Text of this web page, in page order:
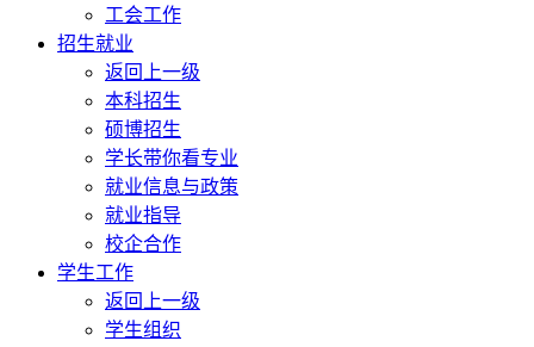
工会工作
招生就业
返回上一级
本科招生
硕博招生
学长带你看专业
就业信息与政策
就业指导
校企合作
学生工作
返回上一级
学生组织